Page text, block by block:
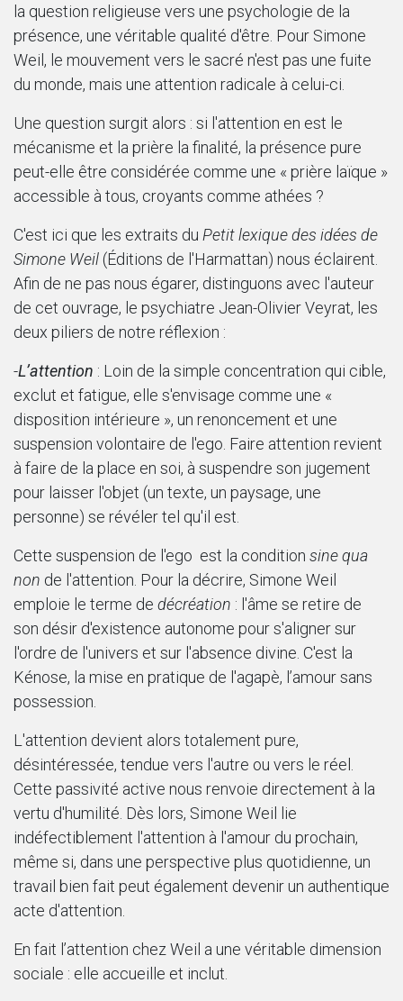
la question religieuse vers une psychologie de la
présence, une véritable qualité d'être. Pour Simone
Weil, le mouvement vers le sacré n'est pas une fuite
du monde, mais une attention radicale à celui-ci.
Une question surgit alors : si l'attention en est le
mécanisme et la prière la finalité, la présence pure
peut-elle être considérée comme une « prière laïque »
accessible à tous, croyants comme athées ?
C'est ici que les extraits du Petit lexique des idées de
Simone Weil (Éditions de l'Harmattan) nous éclairent.
Afin de ne pas nous égarer, distinguons avec l'auteur
de cet ouvrage, le psychiatre Jean-Olivier Veyrat, les
deux piliers de notre réflexion :
-L’attention : Loin de la simple concentration qui cible,
exclut et fatigue, elle s'envisage comme une «
disposition intérieure », un renoncement et une
suspension volontaire de l'ego. Faire attention revient
à faire de la place en soi, à suspendre son jugement
pour laisser l'objet (un texte, un paysage, une
personne) se révéler tel qu'il est.
Cette suspension de l'ego est la condition sine qua
non de l'attention. Pour la décrire, Simone Weil
emploie le terme de décréation : l'âme se retire de
son désir d'existence autonome pour s'aligner sur
l'ordre de l'univers et sur l'absence divine. C'est la
Kénose, la mise en pratique de l'agapè, l’amour sans
possession.
L'attention devient alors totalement pure,
désintéressée, tendue vers l'autre ou vers le réel.
Cette passivité active nous renvoie directement à la
vertu d'humilité. Dès lors, Simone Weil lie
indéfectiblement l'attention à l'amour du prochain,
même si, dans une perspective plus quotidienne, un
travail bien fait peut également devenir un authentique
acte d'attention.
En fait l’attention chez Weil a une véritable dimension
sociale : elle accueille et inclut.